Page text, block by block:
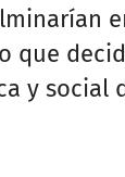
que
y social